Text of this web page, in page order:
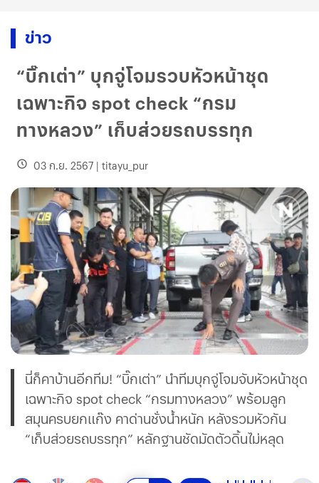
ข่าว
“บิ๊กเต่า” บุกจู่โจมรวบหัวหน้าชุด
เฉพาะกิจ spot check “กรม
ทางหลวง” เก็บส่วยรถบรรทุก
03 ก.ย. 2567 | titayu_pur
นี่ก็คาบ้านอีกทีม! “บิ๊กเต่า” นำทีมบุกจู่โจมจับหัวหน้าชุด
เฉพาะกิจ spot check “กรมทางหลวง” พร้อมลูก
สมุนครบยกแก๊ง คาด่านชั่งน้ำหนัก หลังรวมหัวกัน
“เก็บส่วยรถบรรทุก” หลักฐานชัดมัดตัวดิ้นไม่หลุด